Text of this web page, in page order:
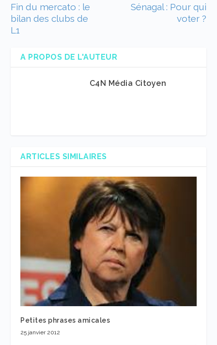
Fin du mercato : le
bilan des clubs de
L1
Sénagal : Pour qui
voter ?
A PROPOS DE L'AUTEUR
C4N Média Citoyen
ARTICLES SIMILAIRES
Petites phrases amicales
25 janvier 2012